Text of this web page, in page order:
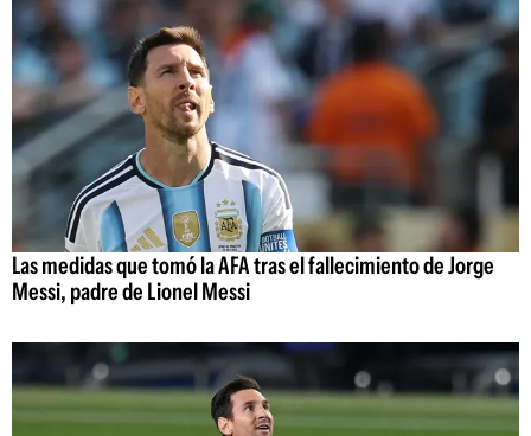
Las medidas que tomó la AFA tras el fallecimiento de Jorge
Messi, padre de Lionel Messi